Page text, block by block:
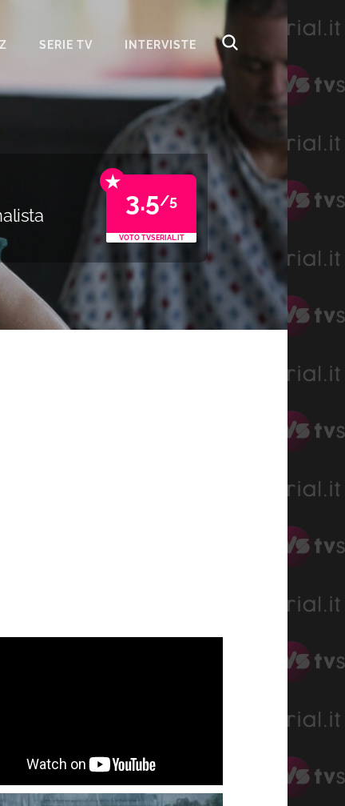
SERIE TV INTERVISTE
★
3.5/5
VOTO TVSERIAL.IT